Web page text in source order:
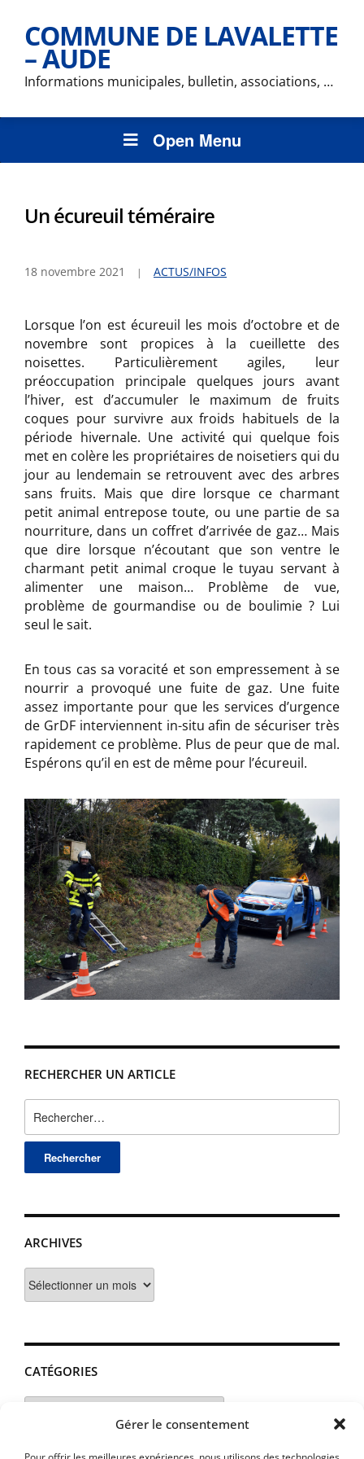
Gérer le consentement
COMMUNE DE LAVALETTE
– AUDE
Informations municipales, bulletin, associations, …
Open Menu
RECHERCHER UN ARTICLE
ARCHIVES
CATÉGORIES
Catégories
Un écureuil téméraire
18 novembre 2021 ACTUS/INFOS
Lorsque l’on est écureuil les mois d’octobre et de
novembre sont propices à la cueillette des
noisettes. Particulièrement agiles, leur
préoccupation principale quelques jours avant
l’hiver, est d’accumuler le maximum de fruits
coques pour survivre aux froids habituels de la
période hivernale. Une activité qui quelque fois
met en colère les propriétaires de noisetiers qui du
jour au lendemain se retrouvent avec des arbres
sans fruits. Mais que dire lorsque ce charmant
petit animal entrepose toute, ou une partie de sa
nourriture, dans un coffret d’arrivée de gaz… Mais
que dire lorsque n’écoutant que son ventre le
charmant petit animal croque le tuyau servant à
alimenter une maison… Problème de vue,
problème de gourmandise ou de boulimie ? Lui
seul le sait.
En tous cas sa voracité et son empressement à se
nourrir a provoqué une fuite de gaz. Une fuite
assez importante pour que les services d’urgence
de GrDF interviennent in-situ afin de sécuriser très
rapidement ce problème. Plus de peur que de mal.
Espérons qu’il en est de même pour l’écureuil.